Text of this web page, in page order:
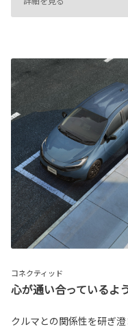
コネクティッド
心が通い合っているよ
クルマとの関係性を研ぎ